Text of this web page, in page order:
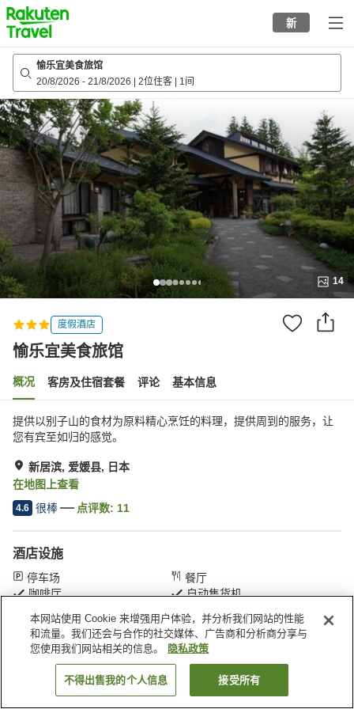
to
top
page
新
愉乐宜美食旅馆
20/8/2026 - 21/8/2026 2位住客 1间
14
度假酒店
愉乐宜美食旅馆
概况 客房及住宿套餐 评论 基本信息
提供以别子山的食材为原料精心烹饪的料理，提供周到的服务，让
您有宾至如归的感觉。
新居滨, 爱媛县, 日本
在地图上查看
4.6 很棒 点评数: 11
酒店设施
停车场
餐厅
咖啡厅
自动售货机
首页 日本 爱媛县 新居滨 愉乐宜美食旅馆
搜索客房
本网站使用 Cookie 来增强用户体验，并分析我们网站的性能
和流量。我们还会与合作的社交媒体、广告商和分析商分享与
您使用我们网站相关的信息。
隐私政策
不得出售我的个人信息 接受所有